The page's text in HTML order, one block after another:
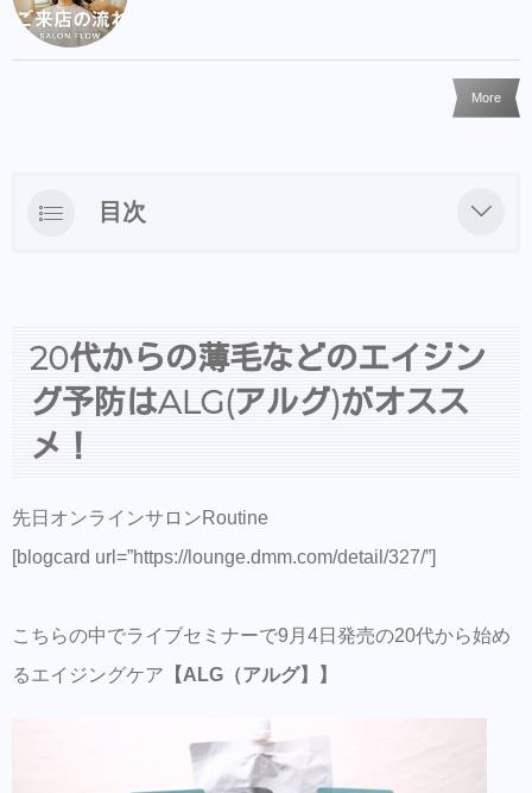
More
目次
予防に最適なアルグ
沖縄のクチャを使った頭皮ケア
サージクリーム
早い段階からのケアが大事
クチャを使ったアルグでエイジング予防を早
い段階からしておいて下さい
【EMANON 銀座 SHARE SALON】
20代からの薄毛などのエイジン
グ予防はALG(アルグ)がオスス
メ！
先日オンラインサロンRoutine
[blogcard url=”https://lounge.dmm.com/detail/327/”]
こちらの中でライブセミナーで9月4日発売の20代から始め
るエイジングケア 【ALG（アルグ】】